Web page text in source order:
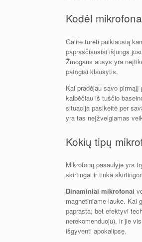
Kodėl
Galite turėti puikiausią
paprasčiausiai išjungs
Žmogaus ausys yra
patogiai klausytis.
Kai pradėjau savo
kalbėčiau iš tuščio
situacija pasikeitė per
yra tas neįžvelgiamas
Kokių tipų
Mikrofonų pasaulyje yra
skirtingai ir tinka
Dinaminiai mikrofonai
magnetiniame lauke. Kai
paprasta, bet efektyvi
nerekomenduoju), ir jie
išgyventi apokalipsę.